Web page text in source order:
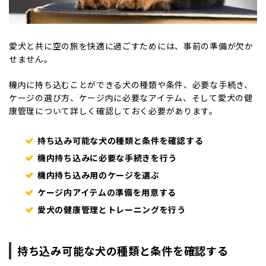
愛犬と共に空の旅を快適に過ごすためには、事前の準備が欠か
せません。
機内に持ち込むことができる犬の種類や条件、必要な手続き、
ケージの選び方、ケージ内に必要なアイテム、そして愛犬の健
康管理について詳しく確認しておく必要があります。
持ち込み可能な犬の種類と条件を確認する
機内持ち込みに必要な手続きを行う
機内持ち込み用のケージを選ぶ
ケージ内アイテムの準備を用意する
愛犬の健康管理とトレーニングを行う
持ち込み可能な犬の種類と条件を確認する